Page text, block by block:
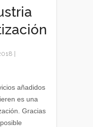
Industriaañadidos
es una
Gracias